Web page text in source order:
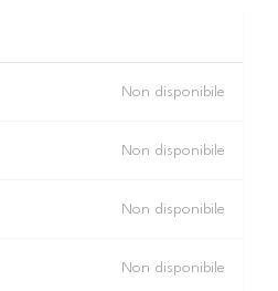
Non disponibile
Non disponibile
Non disponibile
Non disponibile